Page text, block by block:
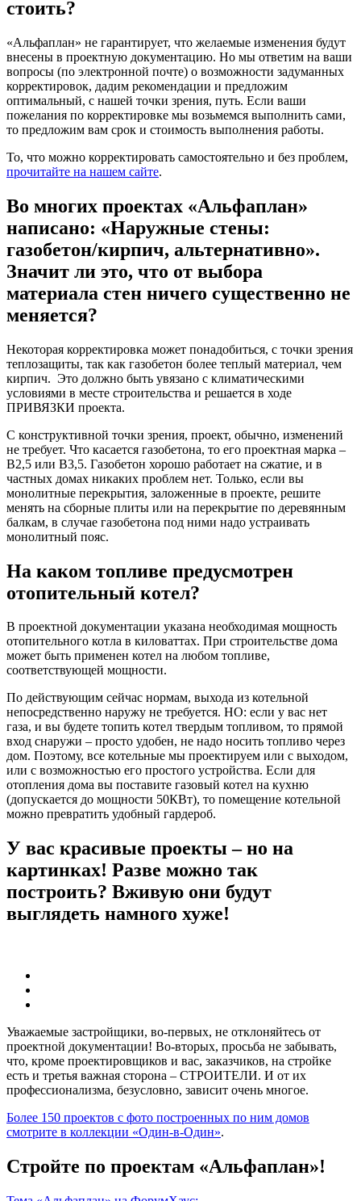
стоить?
«Альфаплан» не гарантирует, что желаемые изменения будут
внесены в проектную документацию. Но мы ответим на ваши
вопросы (по электронной почте) о возможности задуманных
корректировок, дадим рекомендации и предложим
оптимальный, с нашей точки зрения, путь. Если ваши
пожелания по корректировке мы возьмемся выполнить сами,
то предложим вам срок и стоимость выполнения работы.
То, что можно корректировать самостоятельно и без проблем,
прочитайте на нашем сайте.
Во многих проектах «Альфаплан»
написано: «Наружные стены:
газобетон/кирпич, альтернативно».
Значит ли это, что от выбора
материала стен ничего существенно не
меняется?
Некоторая корректировка может понадобиться, с точки зрения
теплозащиты, так как газобетон более теплый материал, чем
кирпич. Это должно быть увязано с климатическими
условиями в месте строительства и решается в ходе
ПРИВЯЗКИ проекта.
С конструктивной точки зрения, проект, обычно, изменений
не требует. Что касается газобетона, то его проектная марка –
В2,5 или В3,5. Газобетон хорошо работает на сжатие, и в
частных домах никаких проблем нет. Только, если вы
монолитные перекрытия, заложенные в проекте, решите
менять на сборные плиты или на перекрытие по деревянным
балкам, в случае газобетона под ними надо устраивать
монолитный пояс.
На каком топливе предусмотрен
отопительный котел?
В проектной документации указана необходимая мощность
отопительного котла в киловаттах. При строительстве дома
может быть применен котел на любом топливе,
соответствующей мощности.
По действующим сейчас нормам, выхода из котельной
непосредственно наружу не требуется. НО: если у вас нет
газа, и вы будете топить котел твердым топливом, то прямой
вход снаружи – просто удобен, не надо носить топливо через
дом. Поэтому, все котельные мы проектируем или с выходом,
или с возможностью его простого устройства. Если для
отопления дома вы поставите газовый котел на кухню
(допускается до мощности 50КВт), то помещение котельной
можно превратить удобный гардероб.
У вас красивые проекты – но на
картинках! Разве можно так
построить? Вживую они будут
выглядеть намного хуже!
Уважаемые застройщики, во-первых, не отклоняйтесь от
проектной документации! Во-вторых, просьба не забывать,
что, кроме проектировщиков и вас, заказчиков, на стройке
есть и третья важная сторона – СТРОИТЕЛИ. И от их
профессионализма, безусловно, зависит очень многое.
Более 150 проектов с фото построенных по ним домов
смотрите в коллекции «Один-в-Один».
Стройте по проектам «Альфаплан»!